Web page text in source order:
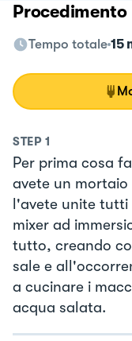
Procedimento
Tempo totale 15
STEP 1
Per prima cosa
avete un mortaio
l'avete unite tutti
mixer ad
tutto, creando
sale e
a cucinare i
acqua salata.